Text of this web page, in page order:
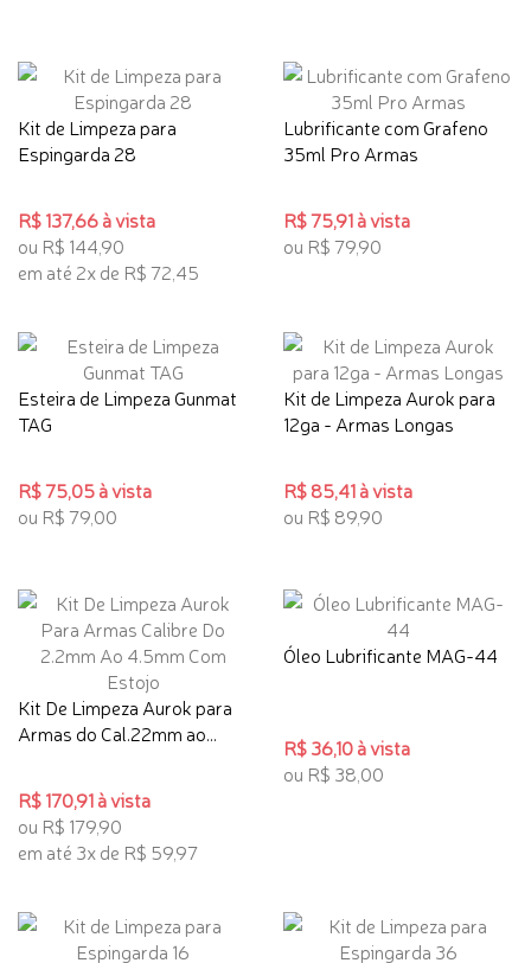
Kit de Limpeza para
Espingarda 28
R$ 137,66 à vista
ou R$ 144,90
em até 2x de R$ 72,45
Lubrificante com Grafeno
35ml Pro Armas
R$ 75,91 à vista
ou R$ 79,90
Esteira de Limpeza Gunmat
TAG
R$ 75,05 à vista
ou R$ 79,00
Kit de Limpeza Aurok para
12ga - Armas Longas
R$ 85,41 à vista
ou R$ 89,90
Kit De Limpeza Aurok para
Armas do Cal.22mm ao...
R$ 170,91 à vista
ou R$ 179,90
em até 3x de R$ 59,97
Óleo Lubrificante MAG-44
R$ 36,10 à vista
ou R$ 38,00